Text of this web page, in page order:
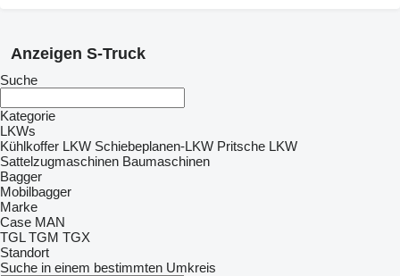
Anzeigen S-Truck
Suche
Kategorie
LKWs
Kühlkoffer LKW Schiebeplanen-LKW Pritsche LKW
Sattelzugmaschinen Baumaschinen
Bagger
Mobilbagger
Marke
Case MAN
TGL TGM TGX
Standort
Suche in einem bestimmten Umkreis